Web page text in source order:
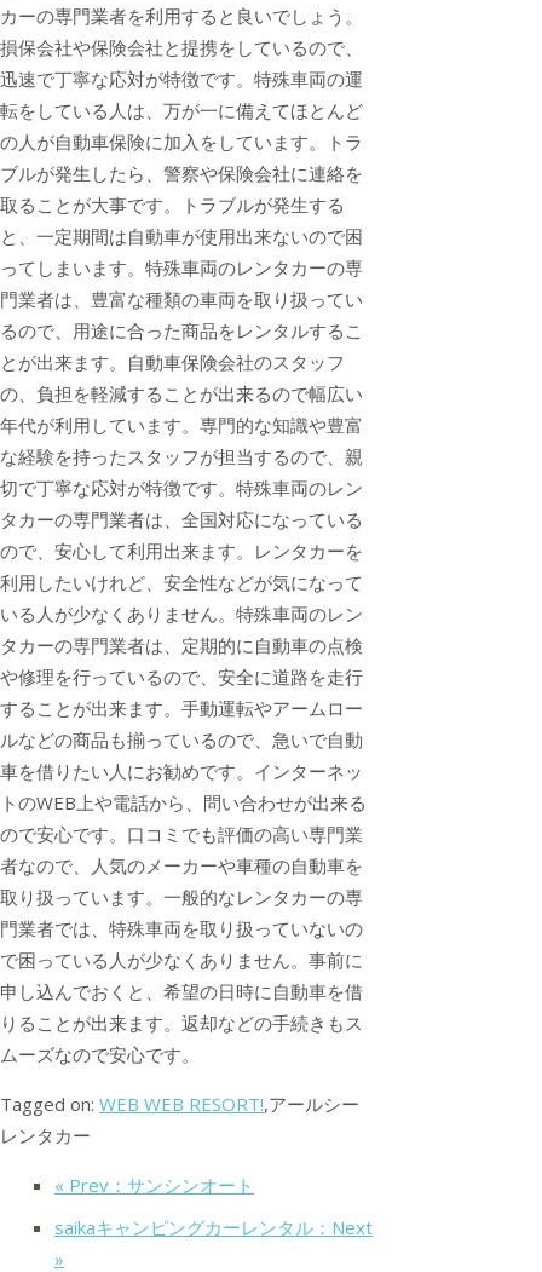
カーの専門業者を利用すると良いでしょう。
損保会社や保険会社と提携をしているので、
迅速で丁寧な応対が特徴です。特殊車両の運
転をしている人は、万が一に備えてほとんど
の人が自動車保険に加入をしています。トラ
ブルが発生したら、警察や保険会社に連絡を
取ることが大事です。トラブルが発生する
と、一定期間は自動車が使用出来ないので困
ってしまいます。特殊車両のレンタカーの専
門業者は、豊富な種類の車両を取り扱ってい
るので、用途に合った商品をレンタルするこ
とが出来ます。自動車保険会社のスタッフ
の、負担を軽減することが出来るので幅広い
年代が利用しています。専門的な知識や豊富
な経験を持ったスタッフが担当するので、親
切で丁寧な応対が特徴です。特殊車両のレン
タカーの専門業者は、全国対応になっている
ので、安心して利用出来ます。レンタカーを
利用したいけれど、安全性などが気になって
いる人が少なくありません。特殊車両のレン
タカーの専門業者は、定期的に自動車の点検
や修理を行っているので、安全に道路を走行
することが出来ます。手動運転やアームロー
ルなどの商品も揃っているので、急いで自動
車を借りたい人にお勧めです。インターネッ
トのWEB上や電話から、問い合わせが出来る
ので安心です。口コミでも評価の高い専門業
者なので、人気のメーカーや車種の自動車を
取り扱っています。一般的なレンタカーの専
門業者では、特殊車両を取り扱っていないの
で困っている人が少なくありません。事前に
申し込んでおくと、希望の日時に自動車を借
りることが出来ます。返却などの手続きもス
ムーズなので安心です。
Tagged on: WEB WEB RESORT!,アールシー
レンタカー
« Prev：サンシンオート
saikaキャンピングカーレンタル：Next
»